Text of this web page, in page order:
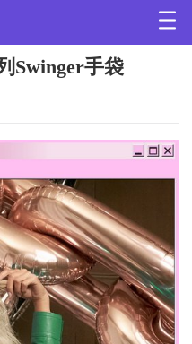
Swinger手袋